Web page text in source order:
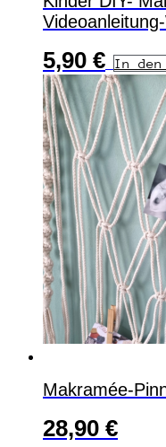
5,90 € In den
Makramée-
28,90 €